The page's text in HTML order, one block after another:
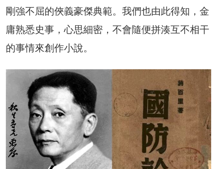
剛強不屈的俠義豪傑典範。我們也由此得知，金
庸熟悉史事，心思細密，不會隨便拼湊互不相干
的事情來創作小說。